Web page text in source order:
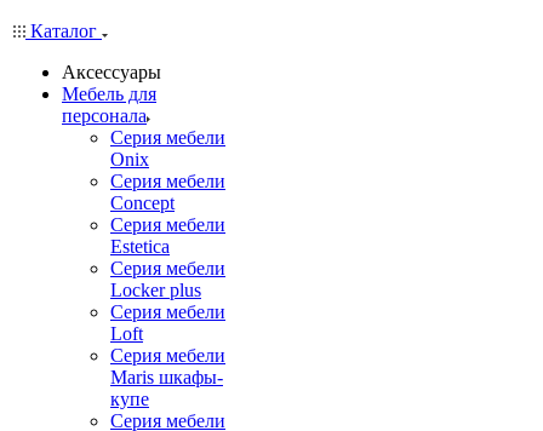
Каталог
Аксессуары
Мебель для
персонала
Серия мебели
Onix
Серия мебели
Concept
Серия мебели
Estetica
Серия мебели
Locker plus
Серия мебели
Loft
Серия мебели
Maris шкафы-
купе
Серия мебели